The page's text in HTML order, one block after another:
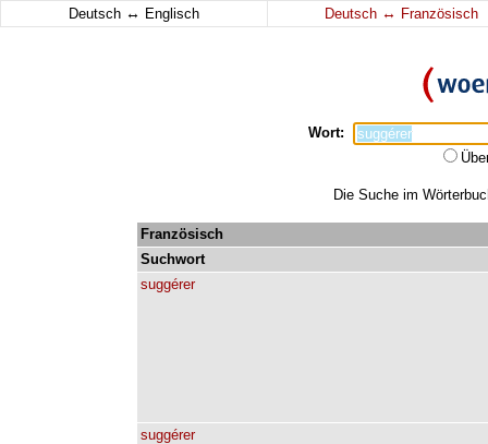
Deutsch ↔ Englisch Deutsch ↔ Französisch
Wort:
Die Suche im
Französisch
Suchwort
suggérer
suggérer